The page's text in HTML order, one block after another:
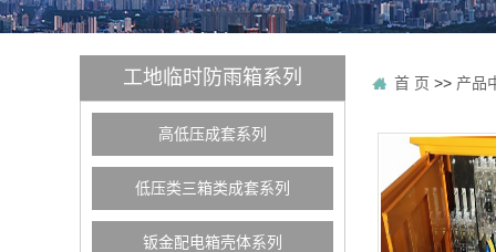
工地临时防雨箱系列
高低压成套系列
低压类三箱类成套系列
钣金配电箱壳体系列
首 页 >> 产品